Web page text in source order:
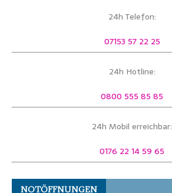
24h Telefon:
07153 57 22 25
24h Hotline:
0800 555 85 85
24h Mobil erreichbar:
0176 22 14 59 65
NOTÖFFNUNGEN